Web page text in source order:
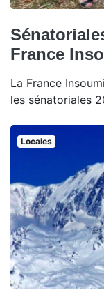
France
La France
les sénatoriales
Locales